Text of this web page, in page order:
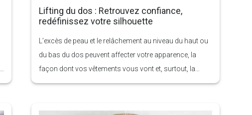
Lifting du dos : Retrouvez confiance,
redéfinissez votre silhouette
L’excès de peau et le relâchement au niveau du haut ou
du bas du dos peuvent affecter votre apparence, la
façon dont vos vêtements vous vont et, surtout, la
manière dont vous vous sentez dans votre corps. Qu’il
vieillissement ou à des facteurs génétiques, le